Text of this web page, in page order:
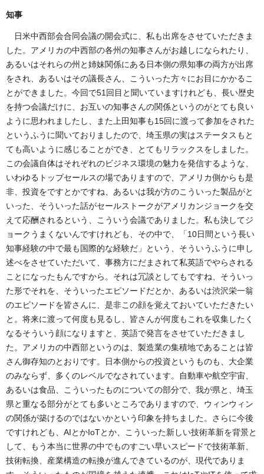
知事
日米中西部会合同会議の開会式に、私も出席をさせていただきま
した。アメリカの中西部の各州の知事さんがお越しになられたり、
あるいはそれらの州と姉妹関係にある日本側の県知事の両方が出席
をされ、あるいはその議長さん、こういった方々にお目にかかるこ
とができました。今回で51回目と聞いていますけれども、長い歴史
を持つ会議だけに、お互いの知事さんの関係というのがとても良い
ように思われましたし、また上田知事も15回に渡って参加をされた
というふうに聞いておりましたので、埼玉県の実はステータスもと
ても高いように感じることができ、とてもリラックスをしました。
この会議自体はそれぞれのビジネス環境の魅力を発信するような、
いわゆるトップセールスの場でありますので、アメリカ側からも是
非、投資をですとかですね、あるいは我が方のこういった製品がと
いった、そういった話がセールストークがアメリカンジョークを交
えて応酬されるという、こういう会議でありました。私も決してジ
ョークうまくないんですけれども、その中で、「10日間という長い
知事経験の中で最も国際的な経験だ」という、そういうふうに申し
述べをさせていただいて、事務方にだまされて私英語でやらされる
ことになったもんですから。それは冗談としてもですね、そういっ
た形でそれを、そういったエピソードだとか、あるいは渋沢栄一翁
のエピソードを皆さんに、是非この顔を覚えておいていただきたい
と。将来に渡って何度も見るし、皆さんが何度もこれを収集したく
なるそういう顔になりますと、英語で発言をさせていただきまし
た。アメリカの中西部というのは、製造業の集積地であることは皆
さん御存知のとおりです。日本側からの投資というものも、大企業
のみならず、多くのレベルでなされています。自動車や航空宇宙、
あるいは食品、こういったものについての部分で、我が県と、埼玉
県と重なる部分がとても多いところでありますので、ウィンウィン
の関係が築けるのではないかという印象を持ちました。さらに今後
ですけれども、AIとかIoTとか、こういった新しい技術革新を背景と
して、もう本当に世界の中でものすごい早いスピードで技術革新、
技術転換、産業構造の転換が進んできているのが、現代でありま